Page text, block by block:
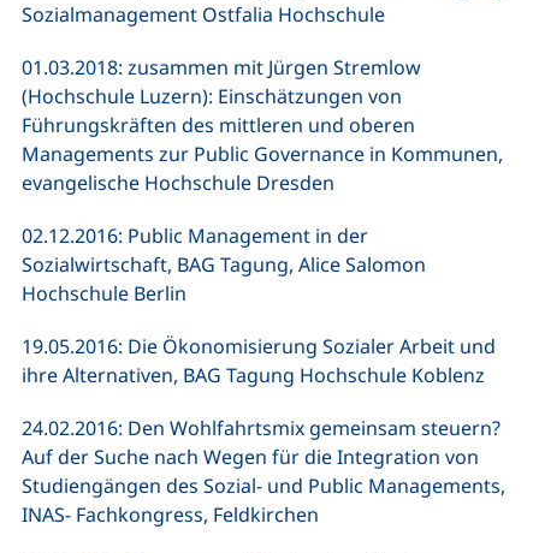
Sozialmanagement Ostfalia Hochschule
01.03.2018: zusammen mit Jürgen Stremlow
(Hochschule Luzern): Einschätzungen von
Führungskräften des mittleren und oberen
Managements zur Public Governance in Kommunen,
evangelische Hochschule Dresden
02.12.2016: Public Management in der
Sozialwirtschaft, BAG Tagung, Alice Salomon
Hochschule Berlin
19.05.2016: Die Ökonomisierung Sozialer Arbeit und
ihre Alternativen, BAG Tagung Hochschule Koblenz
24.02.2016: Den Wohlfahrtsmix gemeinsam steuern?
Auf der Suche nach Wegen für die Integration von
Studiengängen des Sozial- und Public Managements,
INAS- Fachkongress, Feldkirchen